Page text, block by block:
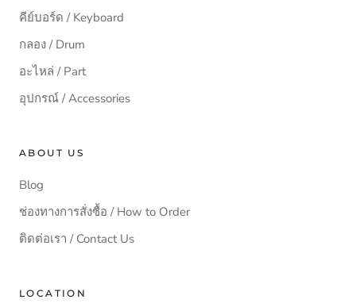
คีย์บอร์ด / Keyboard
กลอง / Drum
อะไหล่ / Part
อุปกรณ์ / Accessories
ABOUT US
Blog
ช่องทางการสั่งซื้อ / How to Order
ติดต่อเรา / Contact Us
LOCATION